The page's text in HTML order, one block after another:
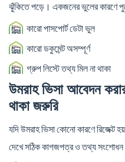
ঝুঁকিতে পড়ে। একজনের ভুলের কারণে
কারো পাসপোর্ট ডেটা ভুল
কারো ডকুমেন্ট অসম্পূর্ণ
গ্রুপ লিস্টে তথ্য মিল না থাকা
উমরাহ ভিসা আবেদন
থাকা জরুরি
যদি উমরাহ ভিসা কোনো কারণে রিজেক্ট
দেখে সঠিক কাগজপত্র ও তথ্য সংশোধন